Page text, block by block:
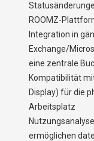
ROOMZ-
Integration in
Exchange/
eine zentrale
Kompatibilität
Display) für die
Arbeitsplatz
ermöglichen